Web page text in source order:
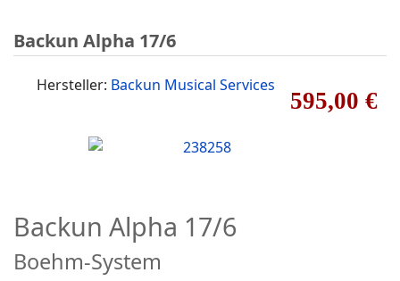
Backun Alpha 17/6
595,00 €
Hersteller: Backun Musical Services
Backun Alpha 17/6
Boehm-System